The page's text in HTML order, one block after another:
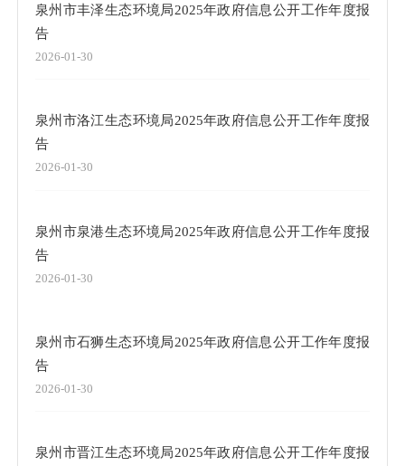
泉州市丰泽生态环境局2025年政府信息公开工作年度报
告
2026-01-30
泉州市洛江生态环境局2025年政府信息公开工作年度报
告
2026-01-30
泉州市泉港生态环境局2025年政府信息公开工作年度报
告
2026-01-30
泉州市石狮生态环境局2025年政府信息公开工作年度报
告
2026-01-30
泉州市晋江生态环境局2025年政府信息公开工作年度报